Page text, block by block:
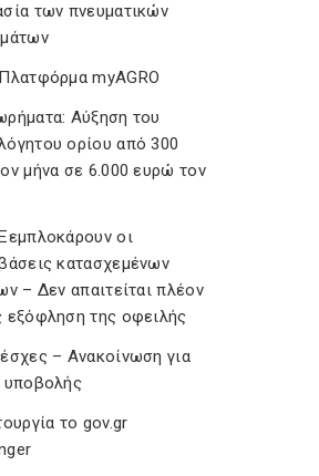
των πνευματικών
myAGRO
Αύξηση του
ορίου από 300
μήνα σε 6.000 ευρώ τον
οι
κατασχεμένων
– Δεν απαιτείται πλέον
εξόφληση της οφειλής
– Ανακοίνωση για
υποβολής
το gov.gr